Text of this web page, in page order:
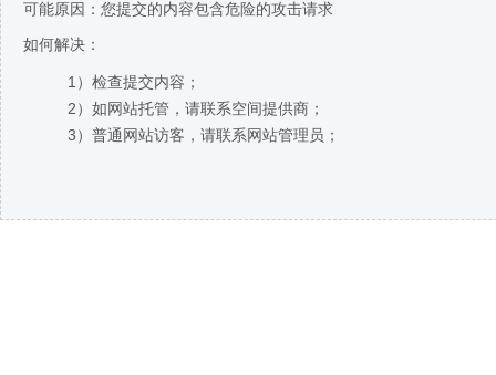
可能原因：您提交的内容包含危险的攻击请求
如何解决：
1）检查提交内容；
2）如网站托管，请联系空间提供商；
3）普通网站访客，请联系网站管理员；